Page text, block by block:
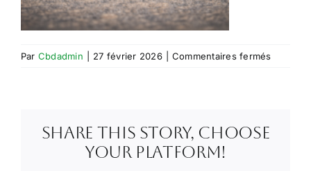
Par Cbdadmin 27 février 2026 Commentaires ferméssur
Share This Story, Choose
Your Platform!